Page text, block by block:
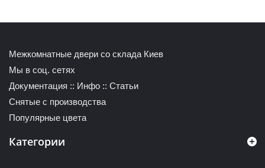
Межкомнатные двери со склада Киев
Мы в соц. сетях
Документация :: Инфо :: Статьи
Снятые с производства
Популярные цвета
Категории